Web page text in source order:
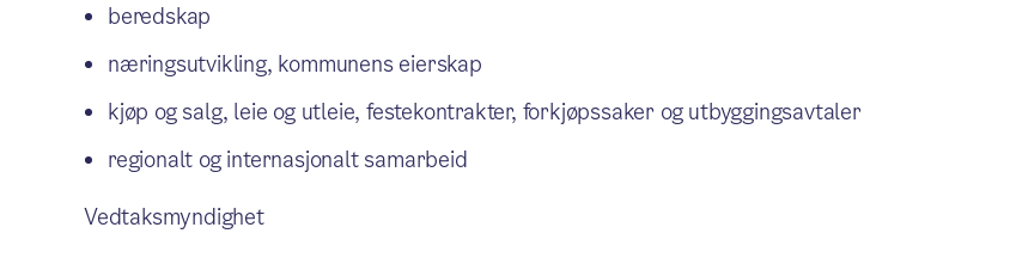
beredskap
næringsutvikling, kommunens eierskap
kjøp og salg, leie og utleie, festekontrakter, forkjøpssaker og utbyggingsavtaler
regionalt og internasjonalt samarbeid
Vedtaksmyndighet